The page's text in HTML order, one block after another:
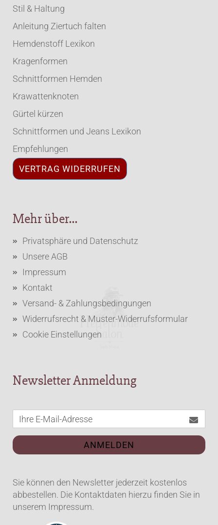
Stil & Haltung
Anleitung Ziertuch falten
Hemdenstoff Lexikon
Kragenformen
Schnittformen Hemden
Krawattenknoten
Gürtel kürzen
Schnittformen und Jeans Lexikon
Empfehlungen
VERTRAG WIDERRUFEN
Mehr über...
Privatsphäre und Datenschutz
Unsere AGB
Impressum
Kontakt
Versand- & Zahlungsbedingungen
Widerrufsrecht & Muster-Widerrufsformular
Cookie Einstellungen
Newsletter Anmeldung
ANMELDEN
Sie können den Newsletter jederzeit kostenlos
abbestellen. Die Kontaktdaten hierzu finden Sie in
unserem Impressum.